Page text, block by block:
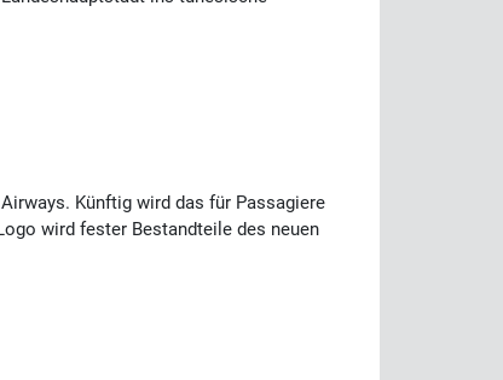
Künftig wird das für Passagiere
wird fester Bestandteile des neuen